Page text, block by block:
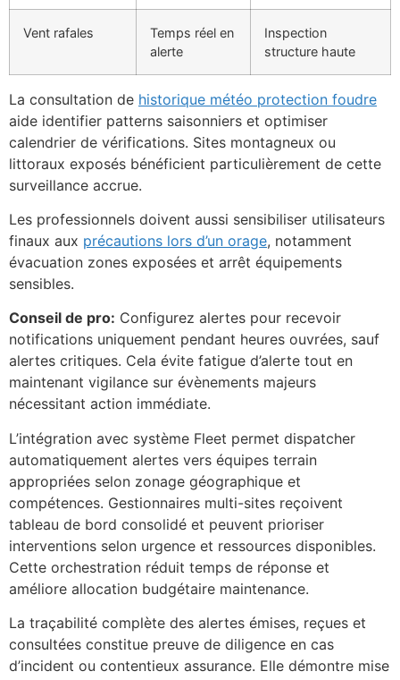
Vent rafales
Temps réel en
alerte
Inspection
structure haute
La consultation de historique météo protection foudre
aide identifier patterns saisonniers et optimiser
calendrier de vérifications. Sites montagneux ou
littoraux exposés bénéficient particulièrement de cette
surveillance accrue.
Les professionnels doivent aussi sensibiliser utilisateurs
finaux aux précautions lors d’un orage, notamment
évacuation zones exposées et arrêt équipements
sensibles.
Conseil de pro: Configurez alertes pour recevoir
notifications uniquement pendant heures ouvrées, sauf
alertes critiques. Cela évite fatigue d’alerte tout en
maintenant vigilance sur évènements majeurs
nécessitant action immédiate.
L’intégration avec système Fleet permet dispatcher
automatiquement alertes vers équipes terrain
appropriées selon zonage géographique et
compétences. Gestionnaires multi-sites reçoivent
tableau de bord consolidé et peuvent prioriser
interventions selon urgence et ressources disponibles.
Cette orchestration réduit temps de réponse et
améliore allocation budgétaire maintenance.
La traçabilité complète des alertes émises, reçues et
consultées constitue preuve de diligence en cas
d’incident ou contentieux assurance. Elle démontre mise